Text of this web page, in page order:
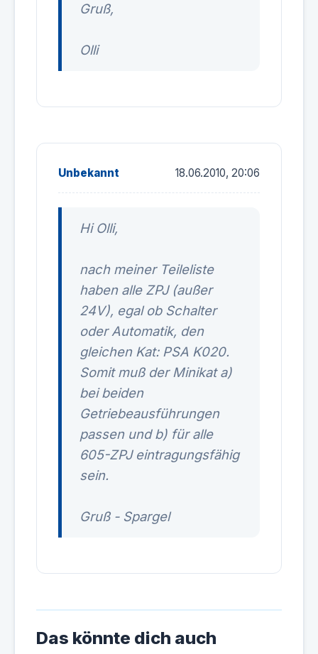
Gruß,
Olli
Unbekannt 18.06.2010, 20:06
Hi Olli,
nach meiner Teileliste
haben alle ZPJ (außer
24V), egal ob Schalter
oder Automatik, den
gleichen Kat: PSA K020.
Somit muß der Minikat a)
bei beiden
Getriebeausführungen
passen und b) für alle
605-ZPJ eintragungsfähig
sein.
Gruß - Spargel
Das könnte dich auch